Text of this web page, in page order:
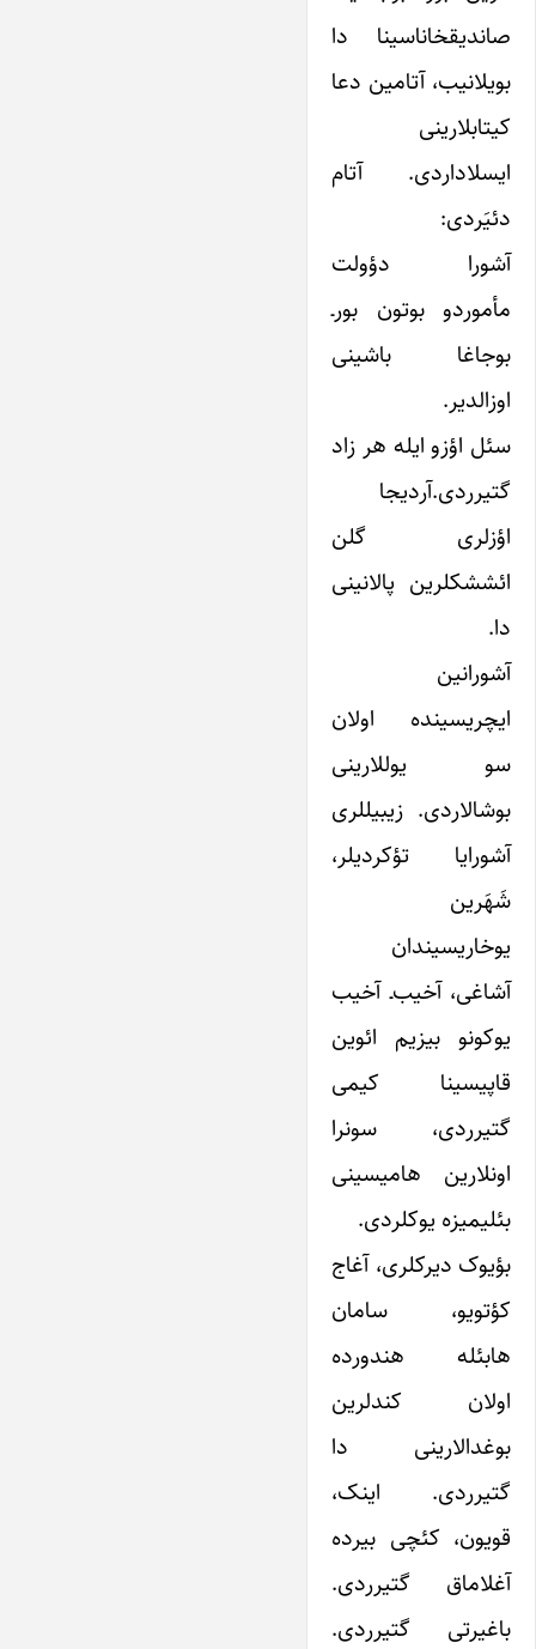
صاندیقخاناسینا دا
بویلانیب، آتامین دعا
کیتابلارینی
ایسلاداردی. آتام
دئیَردی:
آشورا دؤولت
مأموردو بوتون بورـ
بوجاغا باشینی
اوزالدیر.
سئل اؤزو ایله هر زاد
گتیرردی.آردیجا
اؤزلری گلن
ائششکلرین پالانینی
دا.
آشورانین
ایچریسینده اولان
سو یوللارینی
بوشالاردی. زیبیللری
آشورایا تؤکردیلر،
شَهَرین
یوخاریسیندان
آشاغی، آخیب‌ـ آخیب
یوکونو بیزیم ائوین
قاپیسینا کیمی
گتیرردی، سونرا
اونلارین هامیسینی
بئلیمیزه یوکلردی.
بؤیوک دیرکلری، آغاج
کؤتویو، سامان
هابئله هندورده
اولان کندلرین
بوغدالارینی دا
گتیرردی. اینک،
قویون، کئچی بیرده
آغلاماق گتیرردی.
باغیرتی گتیرردی.